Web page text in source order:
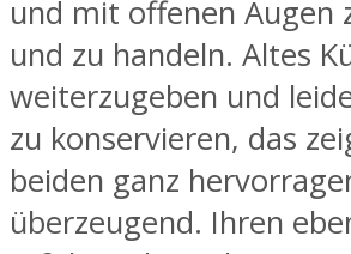
und mit offenen Augen
und zu handeln. Altes
weiterzugeben und
zu konservieren, das
beiden ganz
überzeugend. Ihren